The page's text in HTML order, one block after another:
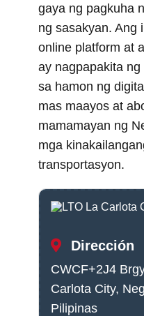
gaya ng pagkuha
ng sasakyan. Ang
online platform at
ay nagpapakita
sa hamon ng
mas maayos at
mamamayan ng
mga
transportasyon.
Dirección
CWCF+2J4
Carlota City,
Pilipinas